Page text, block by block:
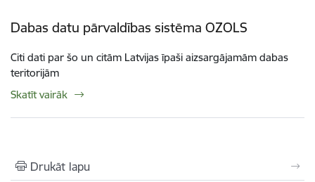
Dabas datu pārvaldības sistēma OZOLS
Citi dati par šo un citām Latvijas īpaši aizsargājamām dabas
teritorijām
Skatīt vairāk
Drukāt lapu